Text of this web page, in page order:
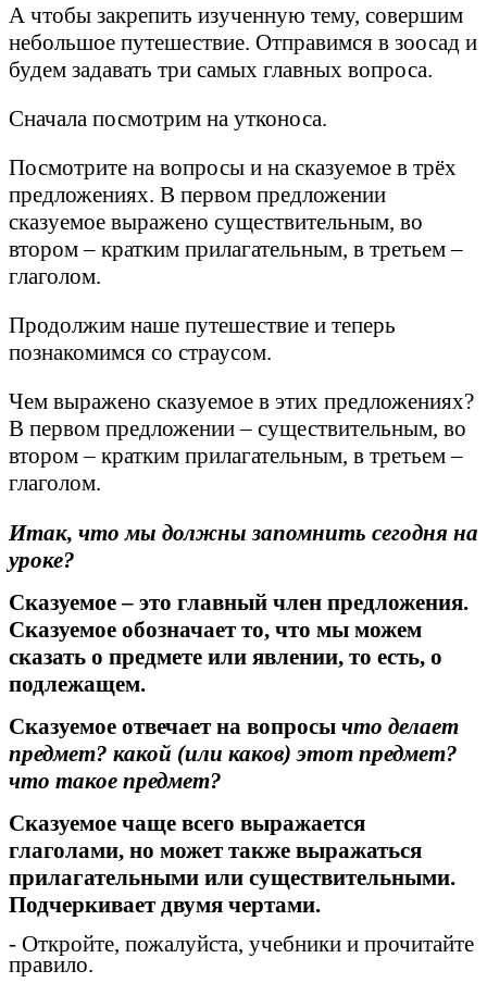
А чтобы закрепить изученную тему, совершим
небольшое путешествие. Отправимся в зоосад и
будем задавать три самых главных вопроса.
Сначала посмотрим на утконоса.
Посмотрите на вопросы и на сказуемое в трёх
предложениях. В первом предложении
сказуемое выражено существительным, во
втором – кратким прилагательным, в третьем –
глаголом.
Продолжим наше путешествие и теперь
познакомимся со страусом.
Чем выражено сказуемое в этих предложениях?
В первом предложении – существительным, во
втором – кратким прилагательным, в третьем –
глаголом.
Итак, что мы должны запомнить сегодня на
уроке?
Сказуемое – это главный член предложения.
Сказуемое обозначает то, что мы можем
сказать о предмете или явлении, то есть, о
подлежащем.
Сказуемое отвечает на вопросы что делает
предмет? какой (или каков) этот предмет?
что такое предмет?
Сказуемое чаще всего выражается
глаголами, но может также выражаться
прилагательными или существительными.
Подчеркивает двумя чертами.
- Откройте, пожалуйста, учебники и прочитайте
правило.